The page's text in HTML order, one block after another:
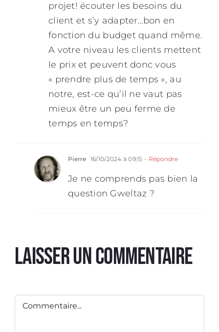
projet! écouter les besoins du
client et s’y adapter…bon en
fonction du budget quand même.
A votre niveau les clients mettent
le prix et peuvent donc vous
« prendre plus de temps », au
notre, est-ce qu’il ne vaut pas
mieux être un peu ferme de
temps en temps?
Pierre 16/10/2024 à 09:15 - Répondre
Je ne comprends pas bien la
question Gweltaz ?
Laisser un commentaire
Commentaire